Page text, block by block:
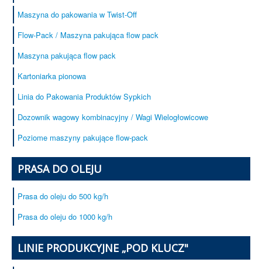
Maszyna do pakowania w Twist-Off
Flow-Pack / Maszyna pakująca flow pack
Maszyna pakująca flow pack
Kartoniarka pionowa
Linia do Pakowania Produktów Sypkich
Dozownik wagowy kombinacyjny / Wagi Wielogłowicowe
Poziome maszyny pakujące flow-pack
PRASA DO OLEJU
Prasa do oleju do 500 kg/h
Prasa do oleju do 1000 kg/h
LINIE PRODUKCYJNE „POD KLUCZ"